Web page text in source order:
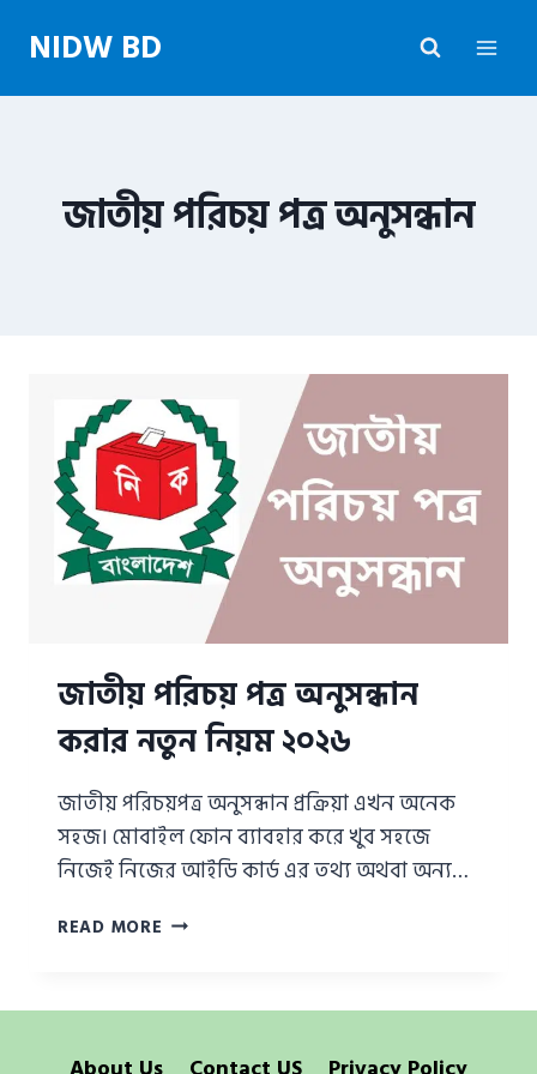
NIDW BD
জাতীয় পরিচয় পত্র অনুসন্ধান
জাতীয় পরিচয় পত্র অনুসন্ধান
করার নতুন নিয়ম ২০২৬
জাতীয় পরিচয়পত্র অনুসন্ধান প্রক্রিয়া এখন অনেক
সহজ। মোবাইল ফোন ব্যাবহার করে খুব সহজে
নিজেই নিজের আইডি কার্ড এর তথ্য অথবা অন্য…
READ MORE জাতীয়
অনুসন্ধান
নতুন